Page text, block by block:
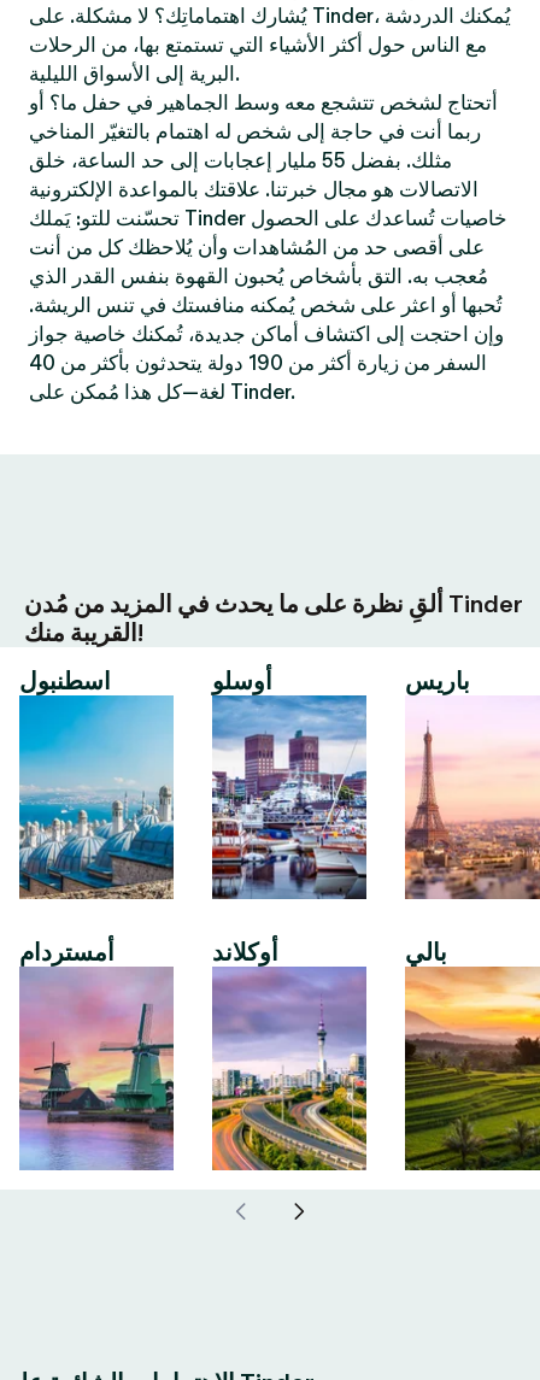
يُشارك اهتماماتِك؟ لا مشكلة. على Tinder، يُمكنك الدردشة
مع الناس حول أكثر الأشياء التي تستمتع بها، من الرحلات
البرية إلى الأسواق الليلية.
أتحتاج لشخص تتشجع معه وسط الجماهير في حفل ما؟ أو
ربما أنت في حاجة إلى شخص له اهتمام بالتغيّر المناخي
مثلك. بفضل 55 مليار إعجابات إلى حد الساعة، خلق
الاتصالات هو مجال خبرتنا. علاقتك بالمواعدة الإلكترونية
تحسّنت للتو: يَملك Tinder خاصيات تُساعدك على الحصول
على أقصى حد من المُشاهدات وأن يُلاحظك كل من أنت
مُعجب به. التق بأشخاص يُحبون القهوة بنفس القدر الذي
تُحبها أو اعثر على شخص يُمكنه منافستك في تنس الريشة.
وإن احتجت إلى اكتشاف أماكن جديدة، تُمكنك خاصية جواز
السفر من زيارة أكثر من 190 دولة يتحدثون بأكثر من 40
لغة—كل هذا مُمكن على Tinder.
ألقِ نظرة على ما يحدث في المزيد من مُدن Tinder
القريبة منك!
اسطنبول
أمستردام
أوسلو
أوكلاند
باريس
بالي